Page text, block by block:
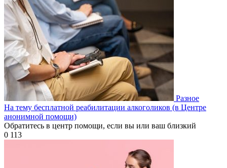
Разное
На тему бесплатной реабилитации алкоголиков (в Центре
анонимной помощи)
Обратитесь в центр помощи, если вы или ваш близкий
0 113